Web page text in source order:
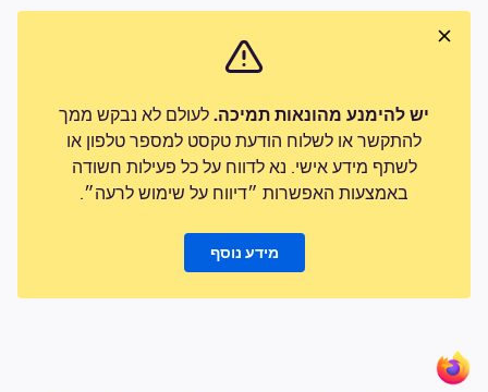
יש להימנע מהונאות תמיכה. לעולם לא נבקש ממך
להתקשר או לשלוח הודעת טקסט למספר טלפון או
לשתף מידע אישי. נא לדווח על כל פעילות חשודה
באמצעות האפשרות ״דיווח על שימוש לרעה״.
מידע נוסף